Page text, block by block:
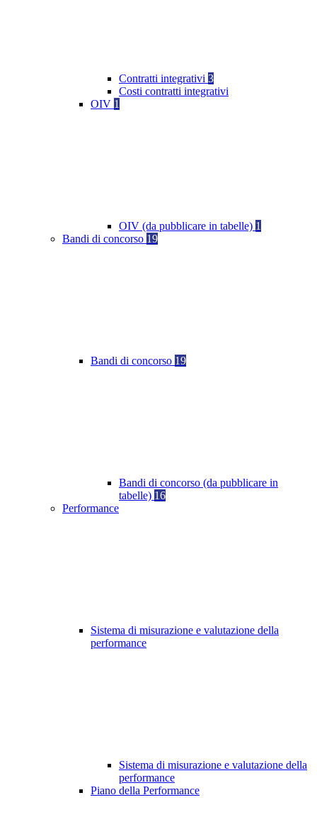
Contratti integrativi 3
Costi contratti integrativi
OIV 1
OIV (da pubblicare in tabelle) 1
Bandi di concorso 19
Bandi di concorso 19
Bandi di concorso (da pubblicare in
tabelle) 16
Performance
Sistema di misurazione e valutazione della
performance
Sistema di misurazione e valutazione della
performance
Piano della Performance